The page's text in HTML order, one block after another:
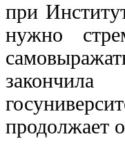
при
нужно
продолжает